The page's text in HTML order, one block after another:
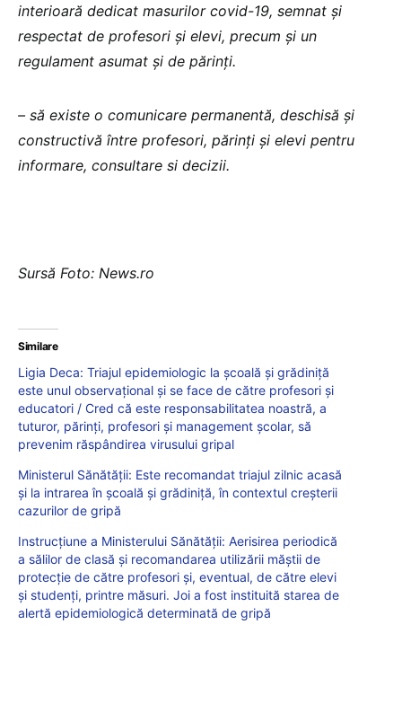
interioară dedicat masurilor covid-19, semnat și
respectat de profesori și elevi, precum și un
regulament asumat și de părinți.
– să existe o comunicare permanentă, deschisă și
constructivă între profesori, părinți și elevi pentru
informare, consultare si decizii.
Sursă Foto: News.ro
Similare
Ligia Deca: Triajul epidemiologic la școală și grădiniță
este unul observațional și se face de către profesori și
educatori / Cred că este responsabilitatea noastră, a
tuturor, părinți, profesori și management școlar, să
prevenim răspândirea virusului gripal
Ministerul Sănătății: Este recomandat triajul zilnic acasă
și la intrarea în școală și grădiniță, în contextul creșterii
cazurilor de gripă
Instrucțiune a Ministerului Sănătății: Aerisirea periodică
a sălilor de clasă și recomandarea utilizării măștii de
protecție de către profesori și, eventual, de către elevi
și studenți, printre măsuri. Joi a fost instituită starea de
alertă epidemiologică determinată de gripă